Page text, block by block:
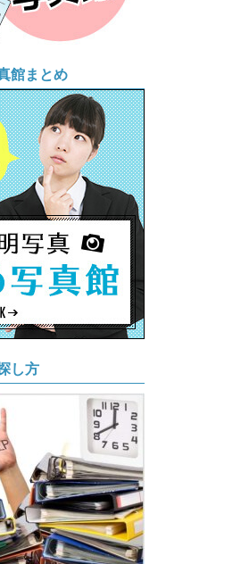
館まとめ
し方